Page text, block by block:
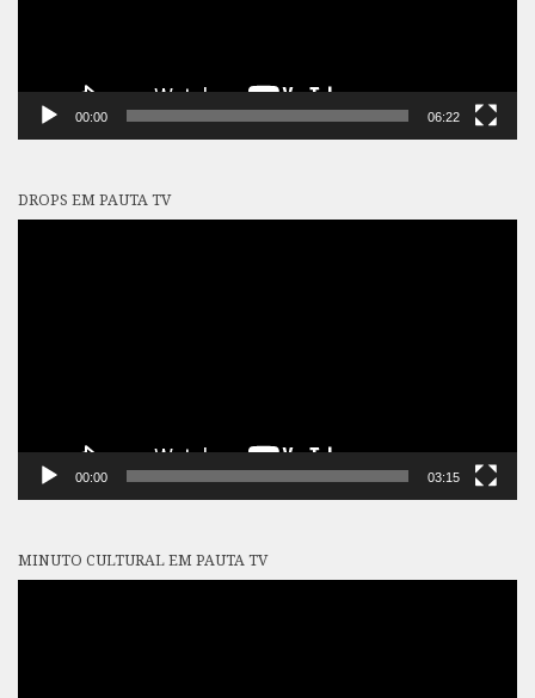
00:00 06:22
DROPS EM PAUTA TV
00:00 03:15
MINUTO CULTURAL EM PAUTA TV